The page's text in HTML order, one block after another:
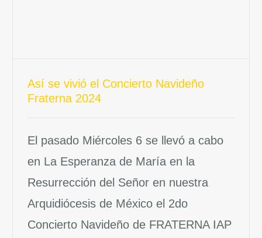
Así se vivió el Concierto Navideño
Fraterna 2024
El pasado Miércoles 6 se llevó a cabo
en La Esperanza de María en la
Resurrección del Señor en nuestra
Arquidiócesis de México el 2do
Concierto Navideño de FRATERNA IAP